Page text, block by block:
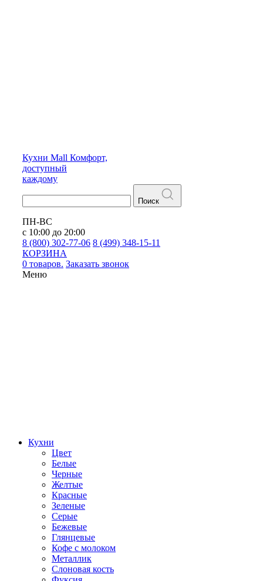
Кухни Mall Комфорт,
доступный
каждому
Поиск
ПН-ВС
с 10:00 до 20:00
8 (800) 302-77-06 8 (499) 348-15-11
КОРЗИНА
0 товаров. Заказать звонок
Меню
Кухни
Цвет
Белые
Черные
Желтые
Красные
Зеленые
Серые
Бежевые
Глянцевые
Кофе с молоком
Металлик
Слоновая кость